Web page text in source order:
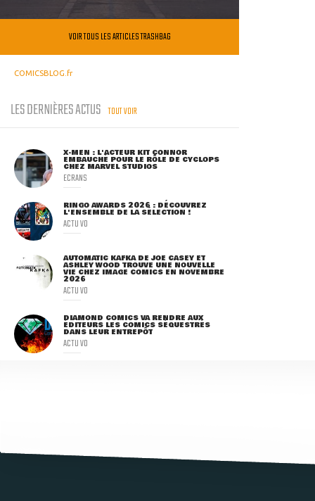
VOIR TOUS LES ARTICLES TRASHBAG
COMICSBLOG.fr
LES DERNIÈRES ACTUS TOUT VOIR
X-MEN : L'ACTEUR KIT CONNOR
EMBAUCHÉ POUR LE RÔLE DE CYCLOPS
CHEZ MARVEL STUDIOS
ECRANS
RINGO AWARDS 2026 : DÉCOUVREZ
L'ENSEMBLE DE LA SÉLECTION !
ACTU VO
AUTOMATIC KAFKA DE JOE CASEY ET
ASHLEY WOOD TROUVE UNE NOUVELLE
VIE CHEZ IMAGE COMICS EN NOVEMBRE
2026
ACTU VO
DIAMOND COMICS VA RENDRE AUX
ÉDITEURS LES COMICS SÉQUESTRÉS
DANS LEUR ENTREPÔT
ACTU VO